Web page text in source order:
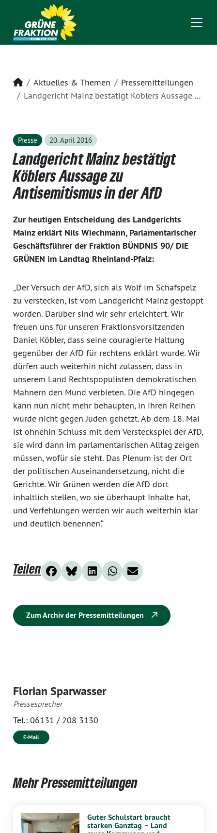
Startseite
Aktuelles & Themen
Pressemitteilungen
Landgericht Mainz bestätigt Köblers Aussage zu Antisemitismus in der AfD
Presse 20. April 2016
Landgericht Mainz bestätigt
Köblers Aussage zu
Antisemitismus in der AfD
Zur heutigen Entscheidung des Landgerichts
Mainz erklärt Nils Wiechmann, Parlamentarischer
Geschäftsführer der Fraktion BÜNDNIS 90/ DIE
GRÜNEN im Landtag Rheinland-Pfalz:
„Der Versuch der AfD, sich als Wolf im Schafspelz
zu verstecken, ist vom Landgericht Mainz gestoppt
worden. Darüber sind wir sehr erleichtert. Wir
freuen uns für unseren Fraktionsvorsitzenden
Daniel Köbler, dass seine couragierte Haltung
gegenüber der AfD für rechtens erklärt wurde. Wir
dürfen auch weiterhin nicht zulassen, dass in
unserem Land Rechtspopulisten demokratischen
Mahnern den Mund verbieten. Die AfD hingegen
kann nun nicht mehr behaupten, in ihren Reihen
würde nicht gegen Juden gehetzt. Ab dem 18. Mai
ist ohnehin Schluss mit dem Versteckspiel der AfD,
sie wird dann im parlamentarischen Alltag zeigen
müssen, wofür sie steht. Das Plenum ist der Ort
der politischen Auseinandersetzung, nicht die
Gerichte. Wir Grünen werden die AfD dort
inhaltlich stellen, wo sie überhaupt Inhalte hat,
und Verfehlungen werden wir auch weiterhin klar
und deutlich benennen.“
Teilen
Zum Archiv der Pressemitteilungen
Florian Sparwasser
Pressesprecher
Tel.: 06131 / 208 3130
E-Mail
Mehr Pressemitteilungen
Guter Schulstart braucht
starken Ganztag – Land